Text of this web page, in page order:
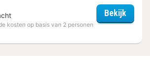
kosten op basis van 2 personen
Bekijk